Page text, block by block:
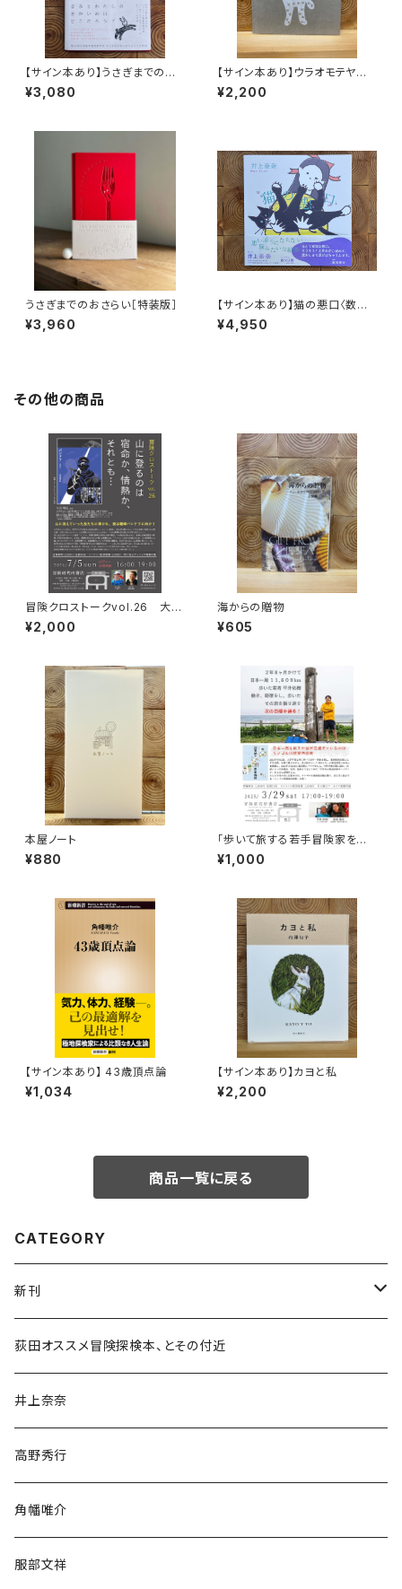
【サイン本あり】うさぎまでのお
さらい［通常版］
¥3,080
【サイン本あり】ウラオモテヤマ
ネコ
¥2,200
うさぎまでのおさらい［特装版］
¥3,960
【サイン本あり】猫の悪口〈数量
限定・オリジナルトート付き〉
¥4,950
その他の商品
冒険クロストークvol.26 大石
明弘「山に登るのは 宿命か、情
熱か、それとも…」録画視聴権
¥2,000
海からの贈物
¥605
本屋ノート
¥880
「歩いて旅する若手冒険家を青
田買い！平井佑樹 × 荻田泰永」
録画視聴権
¥1,000
【サイン本あり】 43歳頂点論
¥1,034
【サイン本あり】カヨと私
¥2,200
商品一覧に戻る
CATEGORY
新刊
和書
文学・小説・物語
随筆・ノンフィクション・その他
荻田オススメ冒険探検本、とその付近
井上奈奈
高野秀行
角幡唯介
服部文祥